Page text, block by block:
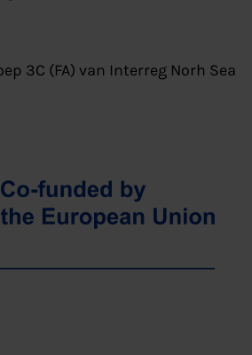
3C (FA) van Interreg Norh Sea